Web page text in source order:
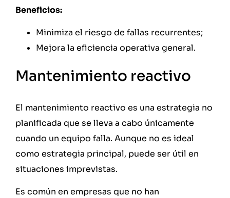
Beneficios:
Minimiza el riesgo de fallas recurrentes;
Mejora la eficiencia operativa general.
Mantenimiento reactivo
El mantenimiento reactivo es una estrategia no
planificada que se lleva a cabo únicamente
cuando un equipo falla. Aunque no es ideal
como estrategia principal, puede ser útil en
situaciones imprevistas.
Es común en empresas que no han